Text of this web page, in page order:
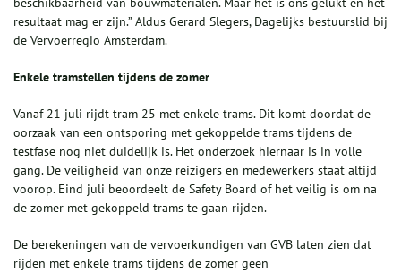
resultaat mag er zijn.” Aldus Gerard Slegers, Dagelijks bestuurslid bij
de Vervoerregio Amsterdam.
Enkele tramstellen tijdens de zomer
Vanaf 21 juli rijdt tram 25 met enkele trams. Dit komt doordat de
oorzaak van een ontsporing met gekoppelde trams tijdens de
testfase nog niet duidelijk is. Het onderzoek hiernaar is in volle
gang. De veiligheid van onze reizigers en medewerkers staat altijd
voorop. Eind juli beoordeelt de Safety Board of het veilig is om na
de zomer met gekoppeld trams te gaan rijden.
De berekeningen van de vervoerkundigen van GVB laten zien dat
rijden met enkele trams tijdens de zomer geen